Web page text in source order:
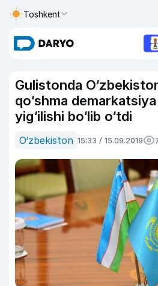
Toshkent
Gulistonda
qo‘shma
yig‘ilishi bo‘lib o‘tdi
O‘zbekiston 15:33 / 15.09.2019